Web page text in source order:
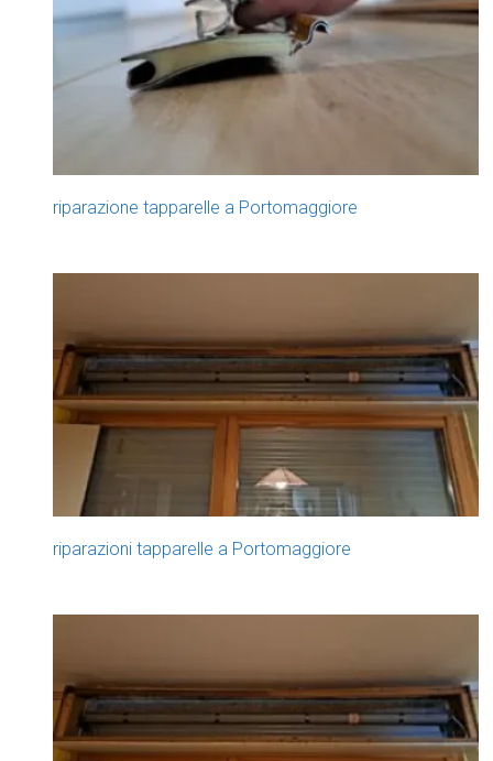
riparazione tapparelle a Portomaggiore
riparazioni tapparelle a Portomaggiore